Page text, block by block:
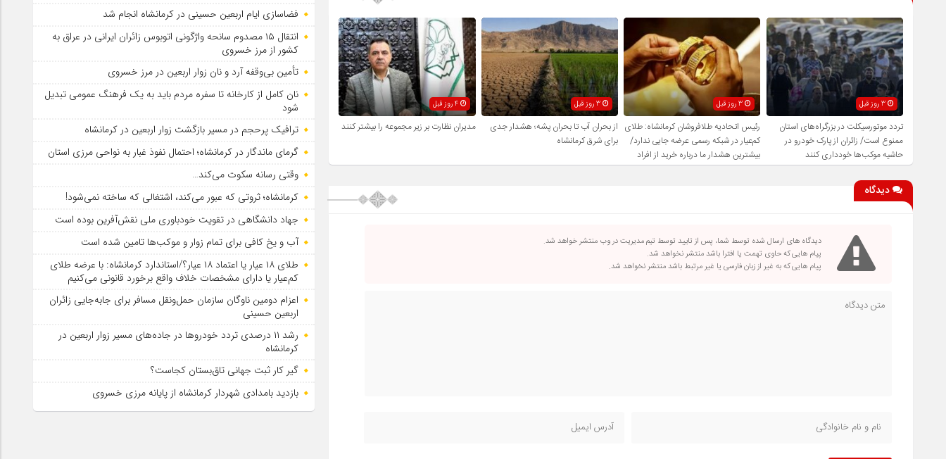
3 روز قبل
تردد موتورسیکلت در بزرگراه‌های استان
ممنوع است/ زائران از پارک خودرو در
حاشیه موکب‌ها خودداری کنند
3 روز قبل
رئیس اتحادیه طلافروشان کرمانشاه: طلای
کم‌عیار در شبکه رسمی عرضه جایی ندارد/
بیشترین هشدار ما درباره خرید از افراد
فاقد صلاحیت است
3 روز قبل
از بحران آب تا بحران پشه؛ هشدار جدی
برای شرق کرمانشاه
4 روز قبل
مدیران نظارت بر زیر مجموعه را بیشتر کنند
دیدگاه
دیدگاه های ارسال شده توسط شما، پس از تایید توسط تیم مدیریت در وب منتشر خواهد شد.
پیام هایی که حاوی تهمت یا افترا باشد منتشر نخواهد شد.
پیام هایی که به غیر از زبان فارسی یا غیر مرتبط باشد منتشر نخواهد شد.
فضاسازی ایام اربعین حسینی در کرمانشاه انجام شد
انتقال ۱۵ مصدوم سانحه واژگونی اتوبوس زائران ایرانی در عراق به
کشور از مرز خسروی
تأمین بی‌وقفه آرد و نان زوار اربعین در مرز خسروی
نان کامل از کارخانه تا سفره مردم باید به یک فرهنگ عمومی تبدیل
شود
ترافیک پرحجم در مسیر بازگشت زوار اربعین در کرمانشاه
گرمای ماندگار در کرمانشاه؛ احتمال نفوذ غبار به نواحی مرزی استان
وقتی رسانه سکوت می‌کند…
کرمانشاه؛ ثروتی که عبور می‌کند، اشتغالی که ساخته نمی‌شود!
جهاد دانشگاهی در تقویت خودباوری ملی نقش‌آفرین بوده است
آب و یخ کافی برای تمام زوار و موکب‌ها تامین شده است
طلای ۱۸ عیار یا اعتماد ۱۸ عیار؟/استاندارد کرمانشاه: با عرضه طلای
کم‌عیار یا دارای مشخصات خلاف واقع برخورد قانونی می‌کنیم
اعزام دومین ناوگان سازمان حمل‌ونقل مسافر برای جابه‌جایی زائران
اربعین حسینی
رشد ۱۱ درصدی تردد خودروها در جاده‌های مسیر زوار اربعین در
کرمانشاه
گیر کار ثبت جهانی تاق‌بستان کجاست؟
بازدید بامدادی شهردار کرمانشاه از پایانه مرزی خسروی